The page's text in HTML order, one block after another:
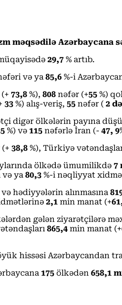
məqsədilə Azərbaycana
29,7 % artıb.
və ya 85,6 %-i
73,8 %), 808 nəfər (+55 %)
33 %) alış-veriş, 55 nəfər ( 2
digər ölkələrin payına
%) və 115 nəfərlə İran (- 47, 9
38,8 %), Türkiyə
ölkədə ümumilikdə 7
və ya 80,3 %-i nəqliyyat
hədiyyələrin alınmasına
2,1 min manat (+
gələn ziyarətçilərə
865,4 min manat (+
hissəsi Azərbaycandan
175 ölkədən 658,1